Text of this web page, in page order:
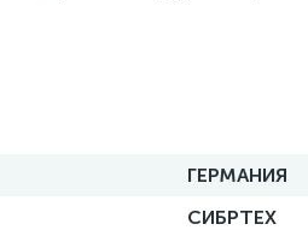
ГЕРМАНИЯ
СИБРТЕХ